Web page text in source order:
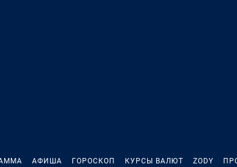
АФИША ГОРОСКОП КУРСЫ ВАЛЮТ ZODY